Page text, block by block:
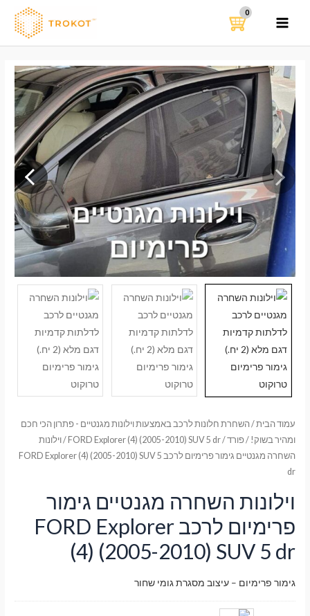
MAIN
עמוד הבית/השחרת חלונות לרכב באמצעות וילונות מגנטיים - פתרון הכי חכם
ומהיר בשוק! /פורד/
FORD Explorer (4) (2005-2010) SUV 5 dr / וילונות
השחרה מגנטיים גימור פרימיום לרכב FORD Explorer (4) (2005-2010) SUV 5
dr
וילונות השחרה מגנטיים גימור
פרימיום לרכב FORD Explorer
(4) (2005-2010) SUV 5 dr
גימור פרימיום – עיצוב מסגרת גומי שחור